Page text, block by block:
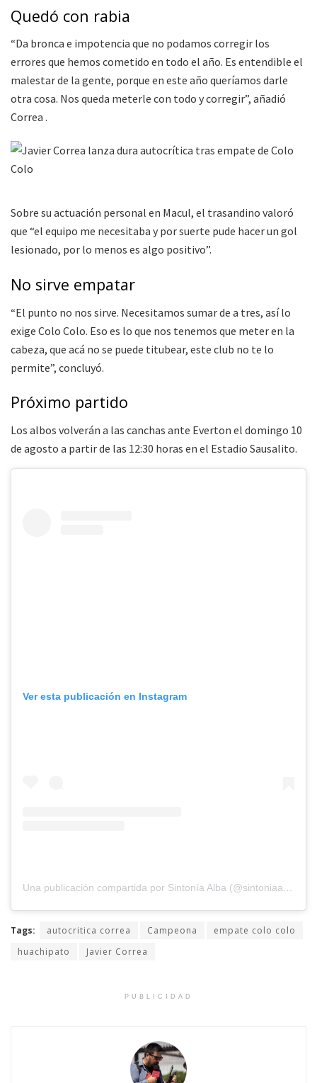
Quedó con rabia
“Da bronca e impotencia que no podamos corregir los
errores que hemos cometido en todo el año. Es entendible el
malestar de la gente, porque en este año queríamos darle
otra cosa. Nos queda meterle con todo y corregir”, añadió
Correa .
Sobre su actuación personal en Macul, el trasandino valoró
que “el equipo me necesitaba y por suerte pude hacer un gol
lesionado, por lo menos es algo positivo”.
No sirve empatar
“El punto no nos sirve. Necesitamos sumar de a tres, así lo
exige Colo Colo. Eso es lo que nos tenemos que meter en la
cabeza, que acá no se puede titubear, este club no te lo
permite”, concluyó.
Próximo partido
Los albos volverán a las canchas ante Everton el domingo 10
de agosto a partir de las 12:30 horas en el Estadio Sausalito.
Ver esta publicación en Instagram
Una publicación compartida por Sintonía Alba (@sintoniaalbaradio)
Tags: autocritica correa Campeona
empate colo colo
huachipato
Javier Correa
PUBLICIDAD